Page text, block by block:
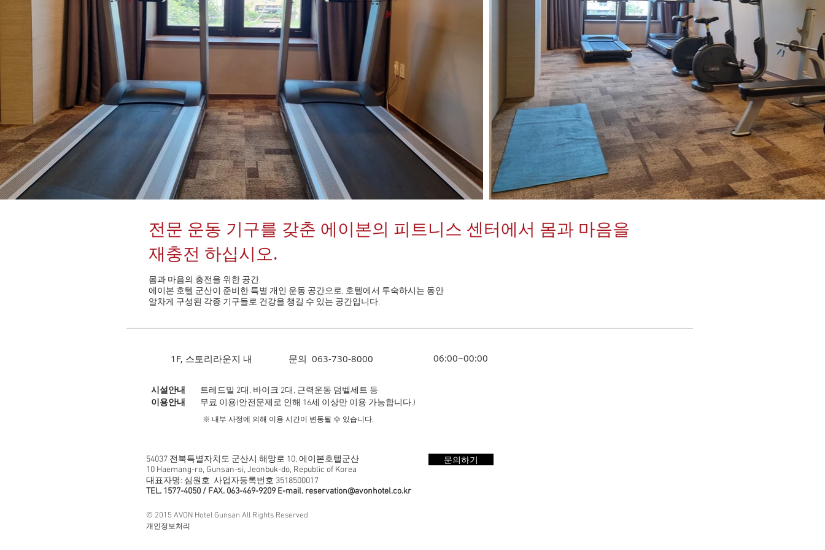
전문 운동 기구를 갖춘 에이본의 피트니스 센터에서 몸과 마음을
재충전 하십시오.
몸과 마음의 충전을 위한 공간.
에이본 호텔 군산이 준비한 특별 개인 운동 공간으로, 호텔에서 투숙하시는 동안
알차게 구성된 각종 기구들로 건강을 챙길 수 있는 공간입니다.
1F, 스토리라운지 내 문의 063-730-8000 06:00~00:00
시설안내 트레드밀 2대, 바이크 2대, 근력운동 덤벨세트 등
이용안내 무료 이용(안전문제로 인해 16세 이상만 이용 가능합니다.)
※ 내부 사정에 의해 이용 시간이 변동될 수 있습니다.
54037 전북특별자치도 군산시 해망로 10, 에이본호텔군산
10 Haemang-ro, Gunsan-si, Jeonbuk-do, Republic of Korea
대표자명: 심원호 사업자등록번호 3518500017
TEL. 1577-4050 / FAX. 063-469-9209 E-mail. reservation@avonhotel.co.kr
문의하기
© 2015 AVON Hotel Gunsan All Rights Reserved
개인정보처리